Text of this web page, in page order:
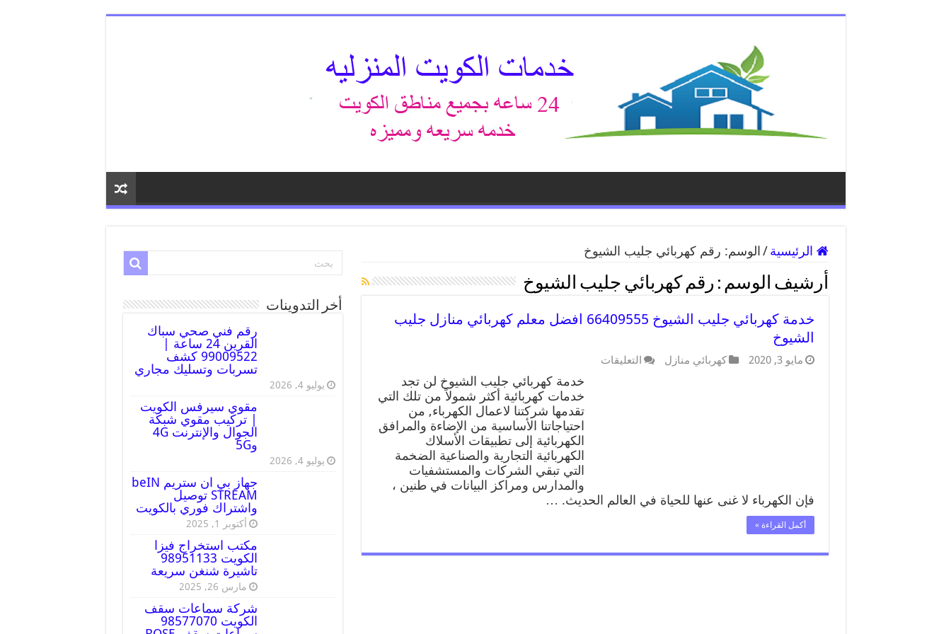
الرئيسية / الوسم: رقم كهربائي جليب الشيوخ
أرشيف الوسم : رقم كهربائي جليب الشيوخ
خدمة كهربائي جليب الشيوخ 66409555 افضل معلم كهربائي منازل جليب
الشيوخ
مايو 3, 2020 كهربائي منازل التعليقات
خدمة كهربائي جليب الشيوخ لن تجد
خدمات كهربائية أكثر شمولاً من تلك التي
تقدمها شركتنا لاعمال الكهرباء, من
احتياجاتنا الأساسية من الإضاءة والمرافق
الكهربائية إلى تطبيقات الأسلاك
الكهربائية التجارية والصناعية الضخمة
التي تبقي الشركات والمستشفيات
والمدارس ومراكز البيانات في طنين ،
فإن الكهرباء لا غنى عنها للحياة في العالم الحديث. …
أكمل القراءة »
أخر التدوينات
رقم فني صحي سباك
القرين 24 ساعة |
99009522 كشف
تسربات وتسليك مجاري
يوليو 4, 2026
مقوي سيرفس الكويت
| تركيب مقوي شبكة
الجوال والإنترنت 4G
و5G
يوليو 4, 2026
جهاز بي ان ستريم beIN
STREAM توصيل
واشتراك فوري بالكويت
أكتوبر 1, 2025
مكتب استخراج فيزا
الكويت 98951133
تاشيرة شنغن سريعة
مارس 26, 2025
شركة سماعات سقف
الكويت 98577070